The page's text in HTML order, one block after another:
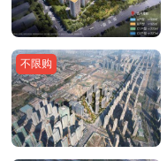
不限购